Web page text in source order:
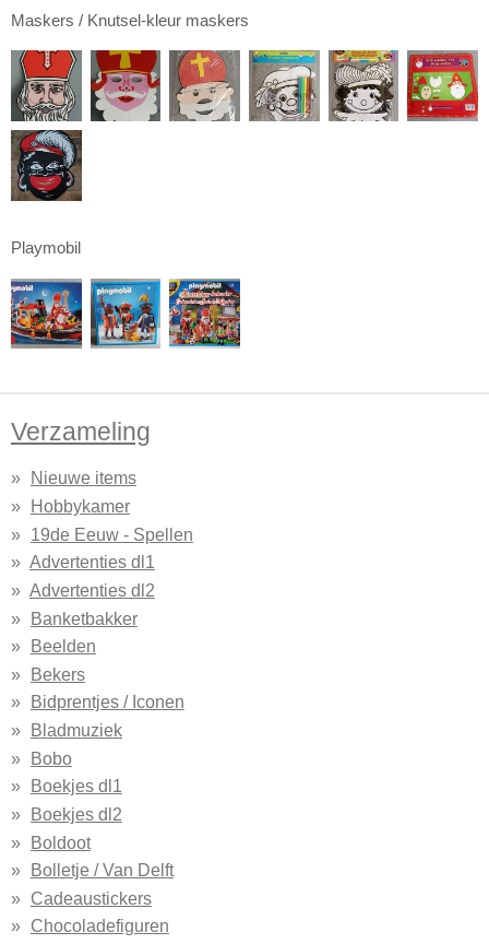
Maskers / Knutsel-kleur maskers
Playmobil
Verzameling
Nieuwe items
Hobbykamer
19de Eeuw - Spellen
Advertenties dl1
Advertenties dl2
Banketbakker
Beelden
Bekers
Bidprentjes / Iconen
Bladmuziek
Bobo
Boekjes dl1
Boekjes dl2
Boldoot
Bolletje / Van Delft
Cadeaustickers
Chocoladefiguren